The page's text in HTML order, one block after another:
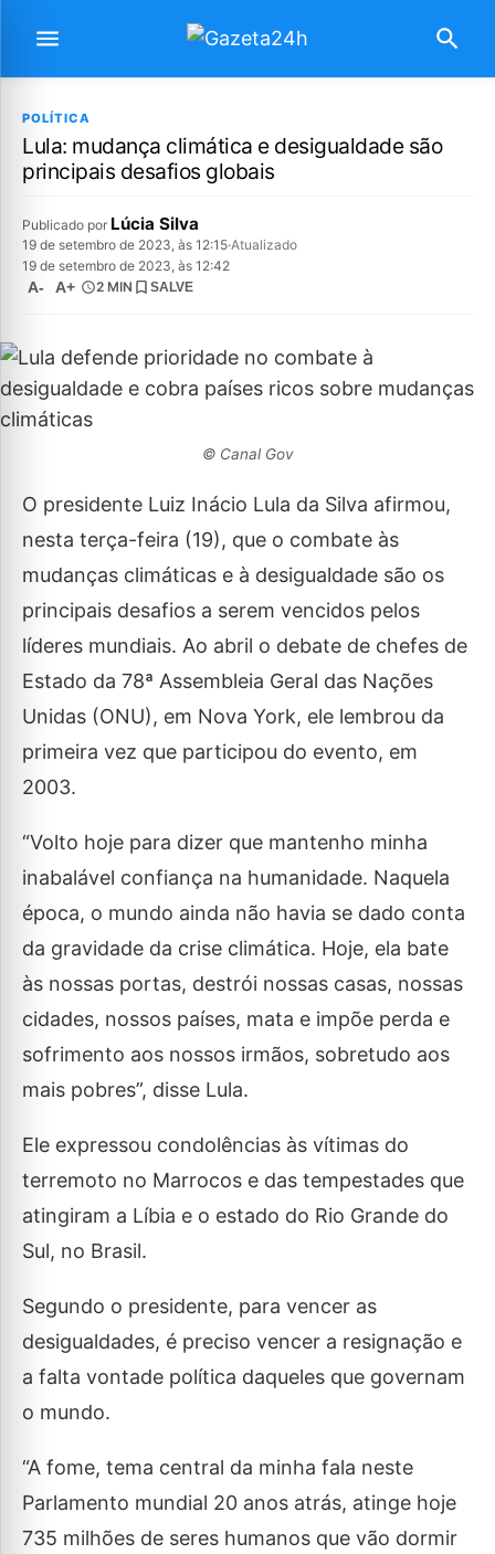
POLÍTICA
Lula: mudança climática e desigualdade são
principais desafios globais
Publicado por Lúcia Silva
19 de setembro de 2023, às 12:15·Atualizado
19 de setembro de 2023, às 12:42
A- A+ 2 MIN SALVE
© Canal Gov
O presidente Luiz Inácio Lula da Silva afirmou,
nesta terça-feira (19), que o combate às
mudanças climáticas e à desigualdade são os
principais desafios a serem vencidos pelos
líderes mundiais. Ao abril o debate de chefes de
Estado da 78ª Assembleia Geral das Nações
Unidas (ONU), em Nova York, ele lembrou da
primeira vez que participou do evento, em
2003.
“Volto hoje para dizer que mantenho minha
inabalável confiança na humanidade. Naquela
época, o mundo ainda não havia se dado conta
da gravidade da crise climática. Hoje, ela bate
às nossas portas, destrói nossas casas, nossas
cidades, nossos países, mata e impõe perda e
sofrimento aos nossos irmãos, sobretudo aos
mais pobres”, disse Lula.
Ele expressou condolências às vítimas do
terremoto no Marrocos e das tempestades que
atingiram a Líbia e o estado do Rio Grande do
Sul, no Brasil.
Segundo o presidente, para vencer as
desigualdades, é preciso vencer a resignação e
a falta vontade política daqueles que governam
o mundo.
“A fome, tema central da minha fala neste
Parlamento mundial 20 anos atrás, atinge hoje
735 milhões de seres humanos que vão dormir